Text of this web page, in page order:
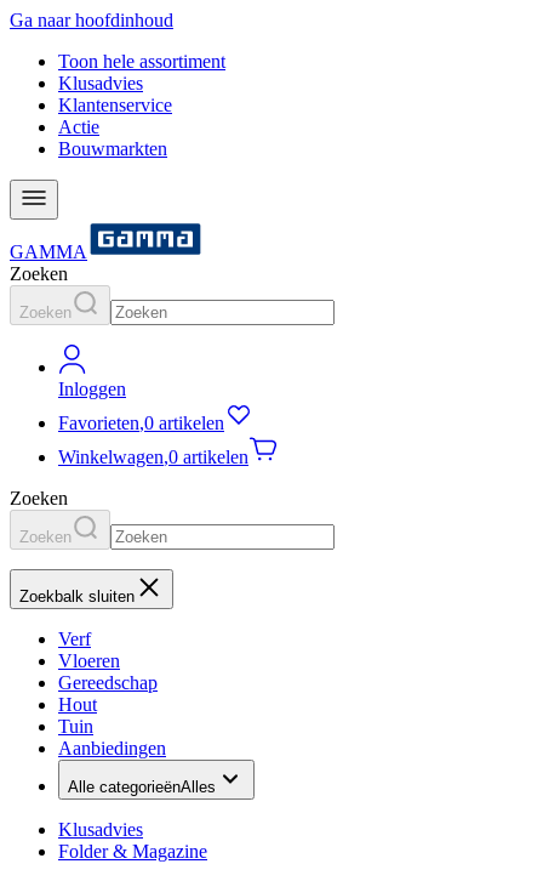
Ga naar hoofdinhoud
Toon hele assortiment
Klusadvies
Klantenservice
Actie
Bouwmarkten
GAMMA
Zoeken
Zoeken
Inloggen
Favorieten,0 artikelen
Winkelwagen,0 artikelen
Zoeken
Zoeken
Zoekbalk sluiten
Verf
Vloeren
Gereedschap
Hout
Tuin
Aanbiedingen
Alle categorieënAlles
Klusadvies
Folder & Magazine